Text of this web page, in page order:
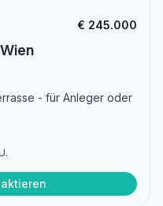
€ 245.000
- für Anleger oder